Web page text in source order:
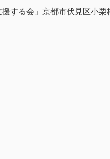
する会」京都市伏見区小